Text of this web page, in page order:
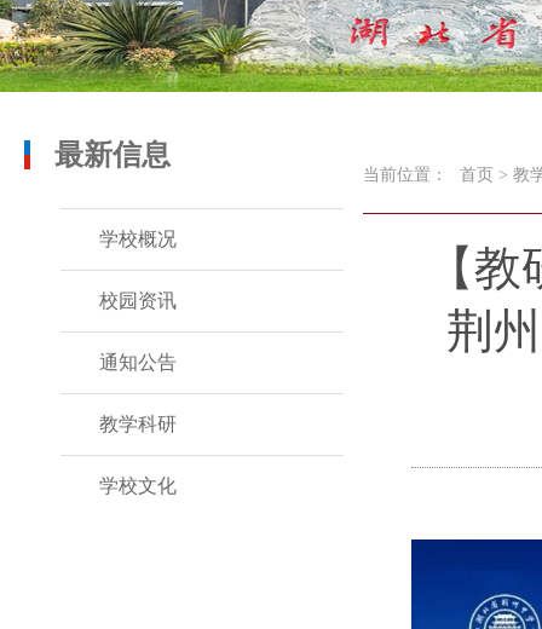
最新信息
学校概况
校园资讯
通知公告
教学科研
学校文化
当前位置： 首页 > 教
【
荆